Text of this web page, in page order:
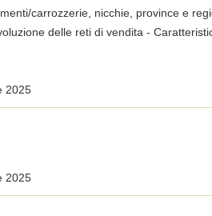
carrozzerie, nicchie, province e
delle reti di vendita -
2025
2025